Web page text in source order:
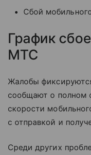
Сбой
График
МТС
Жалобы
сообщают о полном
скорости
с отправкой и
Среди других